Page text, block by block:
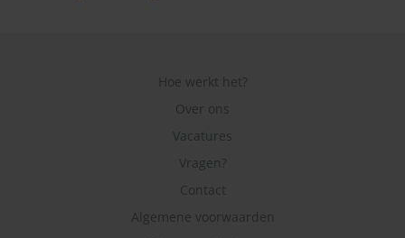
Hoe werkt het?
Over ons
Vacatures
Vragen?
Contact
Algemene voorwaarden